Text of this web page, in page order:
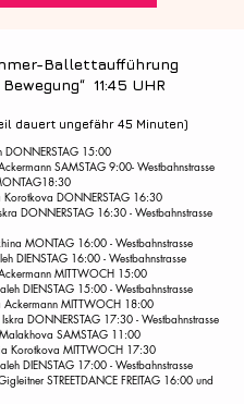
Ballettaufführung
Bewegung“ 11:45 UHR
dauert ungefähr 45 Minuten)
DONNERSTAG 15:00
SAMSTAG 9:00- Westbahnstrasse
DONNERSTAG 16:30
DONNERSTAG 16:30 - Westbahnstrasse
MONTAG 16:00 - Westbahnstrasse
DIENSTAG 16:00 - Westbahnstrasse
MITTWOCH 15:00
DIENSTAG 15:00 - Westbahnstrasse
Ackermann MITTWOCH 18:00
DONNERSTAG 17:30 - Westbahnstrasse
SAMSTAG 11:00
Korotkova MITTWOCH 17:30
DIENSTAG 17:00 - Westbahnstrasse
STREETDANCE FREITAG 16:00 und